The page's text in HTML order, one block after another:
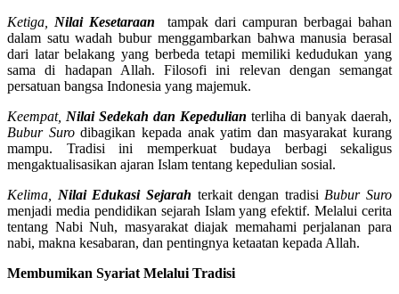
Ketiga, Nilai Kesetaraan
tampak dari campuran berbagai bahan
dalam satu wadah bubur menggambarkan bahwa manusia berasal
dari latar belakang yang berbeda tetapi memiliki kedudukan yang
sama di hadapan Allah. Filosofi ini relevan dengan semangat
persatuan bangsa Indonesia yang majemuk.
Keempat, Nilai Sedekah dan Kepedulian terliha di banyak daerah,
Bubur Surodibagikan kepada anak yatim dan masyarakat kurang
mampu. Tradisi ini memperkuat budaya berbagi sekaligus
mengaktualisasikan ajaran Islam tentang kepedulian sosial.
Kelima, Nilai Edukasi Sejarah terkait dengan tradisi Bubur Suro
menjadi media pendidikan sejarah Islam yang efektif. Melalui cerita
tentang Nabi Nuh, masyarakat diajak memahami perjalanan para
nabi, makna kesabaran, dan pentingnya ketaatan kepada Allah.
Membumikan Syariat Melalui Tradisi